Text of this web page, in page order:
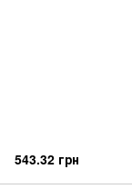
543.32 грн